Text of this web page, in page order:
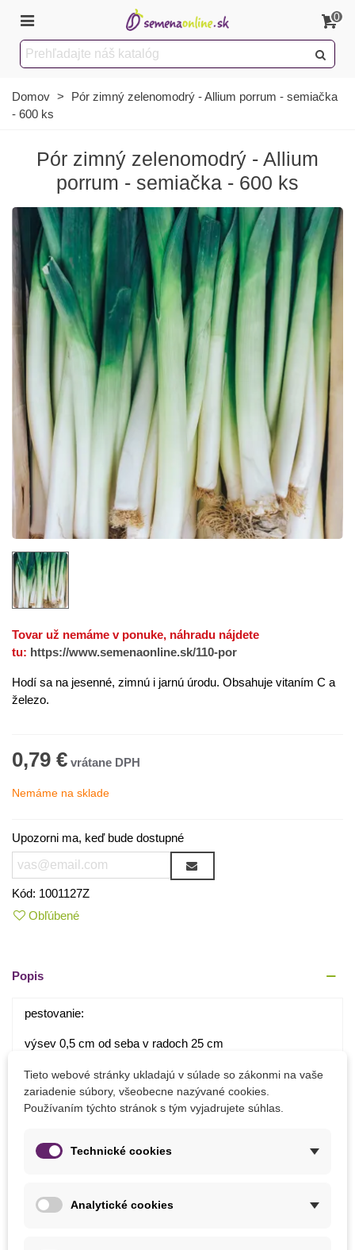
0
Domov >
Pór zimný zelenomodrý - Allium porrum - semiačka
- 600 ks
Pór zimný zelenomodrý - Allium
porrum - semiačka - 600 ks
Tovar už nemáme v ponuke, náhradu nájdete
tu: https://www.semenaonline.sk/110-por
Hodí sa na jesenné, zimnú i jarnú úrodu. Obsahuje vitaním C a
železo.
0,79 €
Nemáme na sklade
Upozorni ma, keď bude dostupné
Kód: 1001127Z
Obľúbené
Popis
pestovanie:
výsev 0,5 cm od seba v radoch 25 cm
výsev von máj - jún
spon 80x50 cm
Detaily produktu
Tieto webové stránky ukladajú v súlade so zákonmi na vaše
zariadenie súbory, všeobecne nazývané cookies.
Používaním týchto stránok s tým vyjadrujete súhlas.
Technické cookies
Analytické cookies